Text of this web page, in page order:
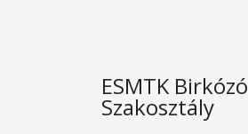
ESMTK Birkózó
Szakosztály